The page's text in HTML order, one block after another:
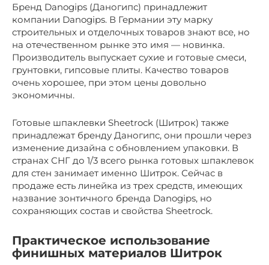
Бренд Danogips (Даногипс) принадлежит
компании Danogips. В Германии эту марку
строительных и отделочных товаров знают все, но
на отечественном рынке это имя — новинка.
Производитель выпускает сухие и готовые смеси,
грунтовки, гипсовые плиты. Качество товаров
очень хорошее, при этом цены довольно
экономичны.
Готовые шпаклевки Sheetrock (Шитрок) также
принадлежат бренду Даногипс, они прошли через
изменение дизайна с обновлением упаковки. В
странах СНГ до 1/3 всего рынка готовых шпаклевок
для стен занимает именно Шитрок. Сейчас в
продаже есть линейка из трех средств, имеющих
название зонтичного бренда Danogips, но
сохраняющих состав и свойства Sheetrock.
Практическое использование
финишных материалов Шитрок